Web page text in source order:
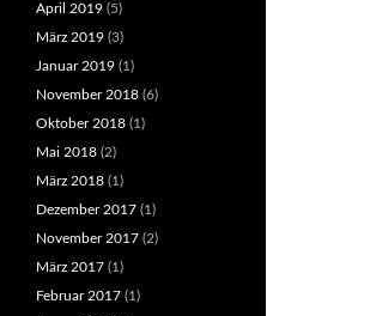
April 2019 (5)
März 2019 (3)
Januar 2019 (1)
November 2018 (6)
Oktober 2018 (1)
Mai 2018 (2)
März 2018 (1)
Dezember 2017 (1)
November 2017 (2)
März 2017 (1)
Februar 2017 (1)